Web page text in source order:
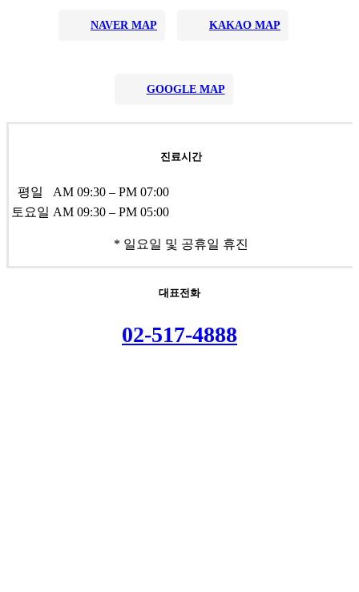
NAVER MAP KAKAO MAP
GOOGLE MAP
진료시간
평일
AM 09:30 – PM 07:00
토요일 AM 09:30 – PM 05:00
* 일요일 및 공휴일 휴진
대표전화
02-517-4888